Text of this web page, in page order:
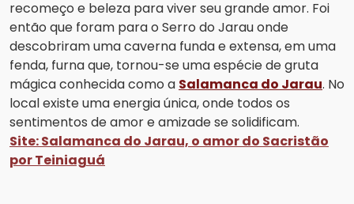
recomeço e beleza para viver seu grande amor. Foi
então que foram para o Serro do Jarau onde
descobriram uma caverna funda e extensa, em uma
fenda, furna que, tornou-se uma espécie de gruta
mágica conhecida como a Salamanca do Jarau. No
local existe uma energia única, onde todos os
sentimentos de amor e amizade se solidificam.
Site: Salamanca do Jarau, o amor do Sacristão
por Teiniaguá